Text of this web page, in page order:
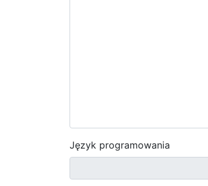
Język programowania